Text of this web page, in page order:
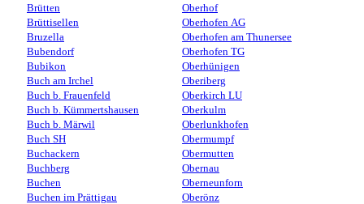
Brütten
Brüttisellen
Bruzella
Bubendorf
Bubikon
Buch am Irchel
Buch b. Frauenfeld
Buch b. Kümmertshausen
Buch b. Märwil
Buch SH
Buchackern
Buchberg
Buchen
Buchen im Prättigau
Oberhof
Oberhofen AG
Oberhofen am Thunersee
Oberhofen TG
Oberhünigen
Oberiberg
Oberkirch LU
Oberkulm
Oberlunkhofen
Obermumpf
Obermutten
Obernau
Oberneunforn
Oberönz